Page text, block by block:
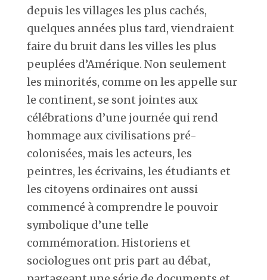
depuis les villages les plus cachés,
quelques années plus tard, viendraient
faire du bruit dans les villes les plus
peuplées d’Amérique. Non seulement
les minorités, comme on les appelle sur
le continent, se sont jointes aux
célébrations d’une journée qui rend
hommage aux civilisations pré-
colonisées, mais les acteurs, les
peintres, les écrivains, les étudiants et
les citoyens ordinaires ont aussi
commencé à comprendre le pouvoir
symbolique d’une telle
commémoration. Historiens et
sociologues ont pris part au débat,